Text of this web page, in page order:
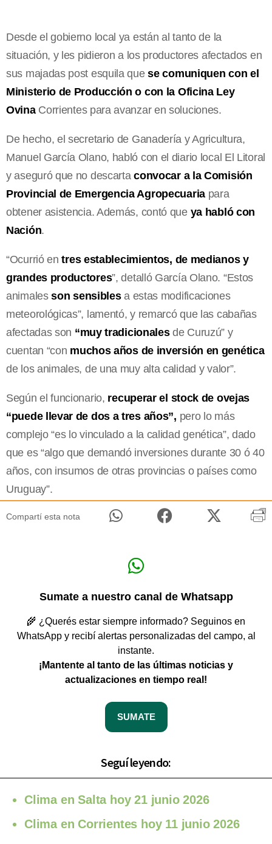
Desde el gobierno local ya están al tanto de la
situación, y les pidieron a los productores afectados en
sus majadas post esquila quese comuniquen con el
Ministerio de Producción o con la Oficina Ley
OvinaCorrientes para avanzar en soluciones.
De hecho, el secretario de Ganadería y Agricultura,
Manuel García Olano, habló con el diario local El Litoral
y aseguró que no descartaconvocar a la Comisión
Provincial de Emergencia Agropecuariapara
obtener asistencia. Además, contó que ya habló con
Nación.
“Ocurrió en tres establecimientos, de medianos y
grandes productores”, detalló García Olano. “Estos
animalesson sensiblesa estas modificaciones
meteorológicas”, lamentó, y remarcó que las cabañas
afectadas son “muy tradicionalesde Curuzú” y
cuentan “con muchos años de inversión en genética
de los animales, de una muy alta calidad y valor”.
Según el funcionario, recuperar el stock de ovejas
“puede llevar de dos a tres años”, pero lo más
complejo “es lo vinculado a la calidad genética”, dado
que es “algo que demandó inversiones durante 30 ó 40
años, con insumos de otras provincias o países como
Uruguay”.
Compartí esta nota
Sumate a nuestro canal de Whatsapp
🌾 ¿Querés estar siempre informado? Seguinos en
WhatsApp y recibí alertas personalizadas del campo, al
instante.
¡Mantente al tanto de las últimas noticias y
actualizaciones en tiempo real!
SUMATE
Seguí leyendo:
Clima en Salta hoy 21 junio 2026
Clima en Corrientes hoy 11 junio 2026